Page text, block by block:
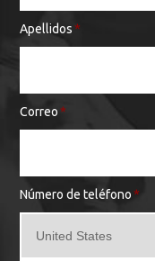
Apellidos *
Correo *
Número de teléfono *